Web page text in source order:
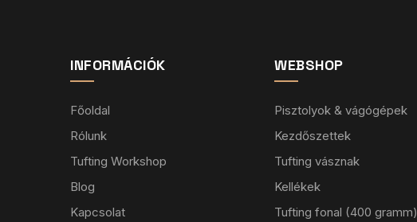
INFORMÁCIÓK
Főoldal
Rólunk
Tufting Workshop
Blog
Kapcsolat
WEBSHOP
Pisztolyok & vágógépek
Kezdőszettek
Tufting vásznak
Kellékek
Tufting fonal (400 gramm)